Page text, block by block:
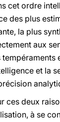
cet ordre
des plus
la plus
aux
tempéraments
et la
ces deux
à se